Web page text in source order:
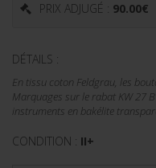
PRIX ADJUGÉ : 90.00€
DÉTAILS :
En tissu coton Feldgrau, les
Marquages sur le rabat KW 27
instruments en bakélite
CONDITION : II+